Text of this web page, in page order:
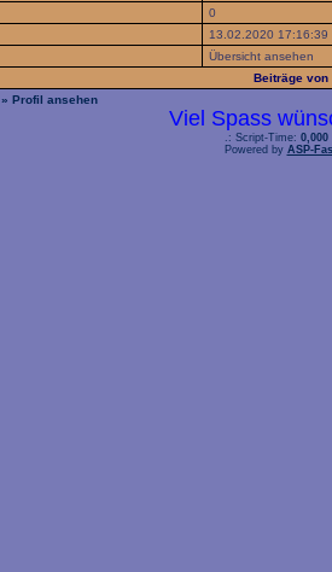
0
13.02.2020 17:16:39
Übersicht ansehen
Beiträge von
» Profil ansehen
Viel Spass
.: Script-Time: 0,000
Powered by ASP-